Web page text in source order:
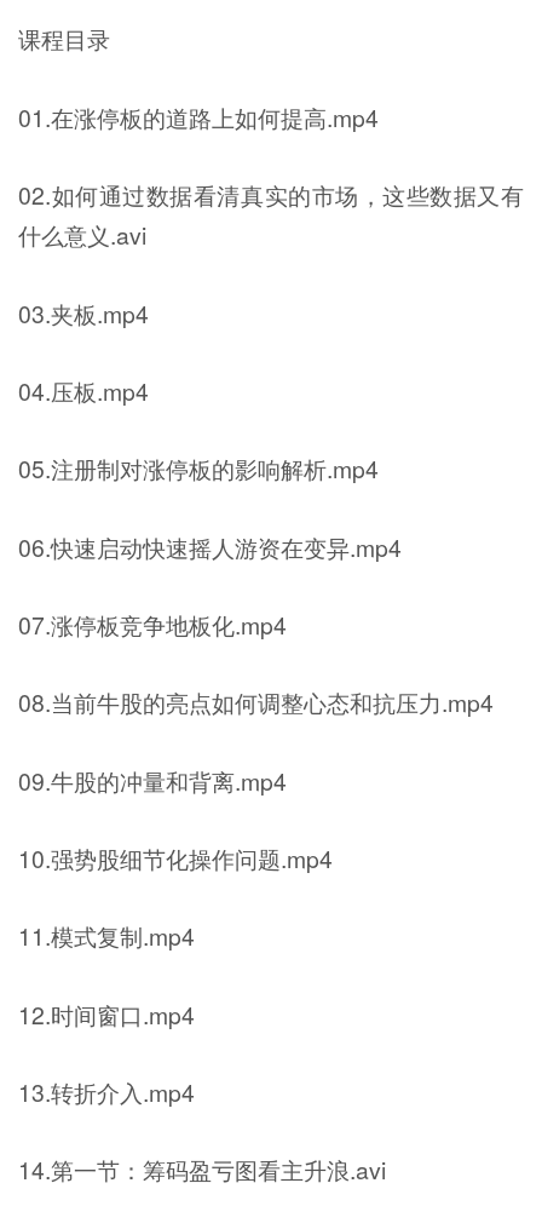
课程目录
01.在涨停板的道路上如何提高.mp4
02.如何通过数据看清真实的市场，这些数据又有
什么意义.avi
03.夹板.mp4
04.压板.mp4
05.注册制对涨停板的影响解析.mp4
06.快速启动快速摇人游资在变异.mp4
07.涨停板竞争地板化.mp4
08.当前牛股的亮点如何调整心态和抗压力.mp4
09.牛股的冲量和背离.mp4
10.强势股细节化操作问题.mp4
11.模式复制.mp4
12.时间窗口.mp4
13.转折介入.mp4
14.第一节：筹码盈亏图看主升浪.avi